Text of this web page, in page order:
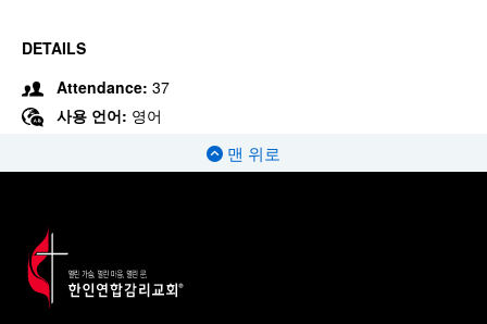
DETAILS
Attendance: 37
사용 언어: 영어
맨 위로